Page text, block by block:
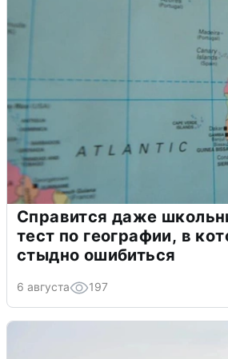
Справится даже
тест по географии, в
стыдно ошибиться
6 августа 197